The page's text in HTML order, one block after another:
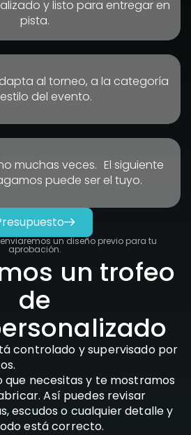
y listo para entregar en
pista.
al torneo, a la categoría
del evento.
muchas veces. El siguiente
puede ser el tuyo.
un diseño previo para tu
aprobación.
un trofeo
de
controlado y supervisado por
.
que necesitas y te mostramos
. Así puedes revisar
escudos o cualquier detalle y
está correcto.